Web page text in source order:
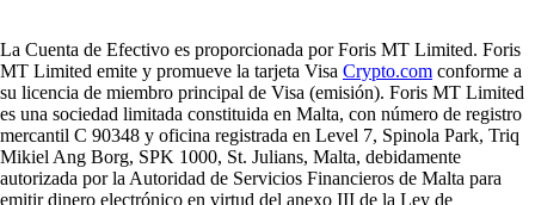
La Cuenta de Efectivo es proporcionada por Foris MT Limited. Foris
MT Limited emite y promueve la tarjeta Visa Crypto.com conforme a
su licencia de miembro principal de Visa (emisión). Foris MT Limited
es una sociedad limitada constituida en Malta, con número de registro
mercantil C 90348 y oficina registrada en Level 7, Spinola Park, Triq
Mikiel Ang Borg, SPK 1000, St. Julians, Malta, debidamente
autorizada por la Autoridad de Servicios Financieros de Malta para
emitir dinero electrónico en virtud del anexo III de la Ley de